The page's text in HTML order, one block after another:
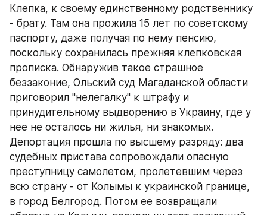
Клепка, к своему единственному родственнику
- брату. Там она прожила 15 лет по советскому
паспорту, даже получая по нему пенсию,
поскольку сохранилась прежняя клепковская
прописка. Обнаружив такое страшное
беззаконие, Ольский суд Магаданской области
приговорил "нелегалку" к штрафу и
принудительному выдворению в Украину, где у
нее не осталось ни жилья, ни знакомых.
Депортация прошла по высшему разряду: два
судебных пристава сопровождали опасную
преступницу самолетом, пролетевшим через
всю страну - от Колымы к украинской границе,
в город Белгород. Потом ее возвращали